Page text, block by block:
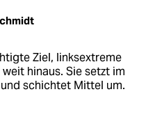
Ziel, linksextreme
hinaus. Sie setzt im
schichtet Mittel um.